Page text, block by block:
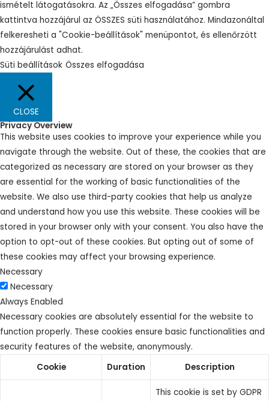
ismételt látogatásokra. Az „Összes elfogadása” gombra
kattintva hozzájárul az ÖSSZES süti használatához. Mindazonáltal
felkeresheti a "Cookie-beállítások" menüpontot, és ellenőrzött
hozzájárulást adhat.
Süti beállítások Összes elfogadása
CLOSE
Privacy Overview
This website uses cookies to improve your experience while you
navigate through the website. Out of these, the cookies that are
categorized as necessary are stored on your browser as they
are essential for the working of basic functionalities of the
website. We also use third-party cookies that help us analyze
and understand how you use this website. These cookies will be
stored in your browser only with your consent. You also have the
option to opt-out of these cookies. But opting out of some of
these cookies may affect your browsing experience.
Necessary
Necessary
Always Enabled
Necessary cookies are absolutely essential for the website to
function properly. These cookies ensure basic functionalities and
security features of the website, anonymously.
Cookie
Duration Description
This cookie is set by GDPR